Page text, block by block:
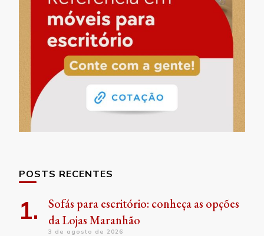
POSTS RECENTES
Sofás para escritório: conheça as opções
da Lojas Maranhão
3 de agosto de 2026